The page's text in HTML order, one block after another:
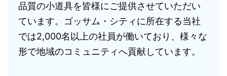
品質の小道具を皆様にご提供させていただい
ています。ゴッサム・シティに所在する当社
では2,000名以上の社員が働いており、様々な
形で地域のコミュニティへ貢献しています。